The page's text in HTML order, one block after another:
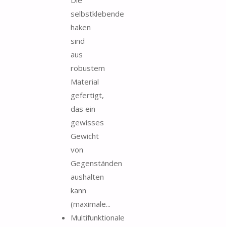
selbstklebende
haken
sind
aus
robustem
Material
gefertigt,
das ein
gewisses
Gewicht
von
Gegenständen
aushalten
kann
(maximale...
Multifunktionale